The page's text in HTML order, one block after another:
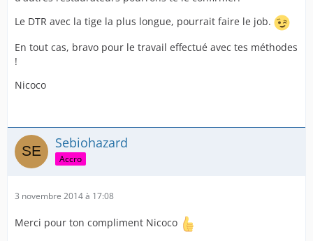
Le DTR avec la tige la plus longue, pourrait faire le job.
En tout cas, bravo pour le travail effectué avec tes méthodes
!
Nicoco
Sebiohazard
Accro
3 novembre 2014 à 17:08
Merci pour ton compliment Nicoco